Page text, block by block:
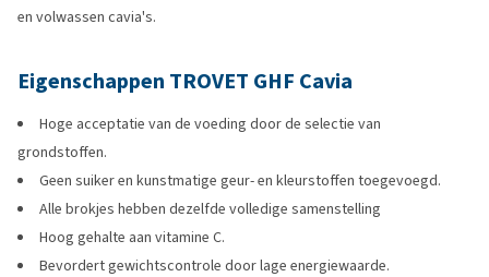
en volwassen cavia's.
Eigenschappen TROVET GHF Cavia
Hoge acceptatie van de voeding door de selectie van
grondstoffen.
Geen suiker en kunstmatige geur- en kleurstoffen toegevoegd.
Alle brokjes hebben dezelfde volledige samenstelling
Hoog gehalte aan vitamine C.
Bevordert gewichtscontrole door lage energiewaarde.